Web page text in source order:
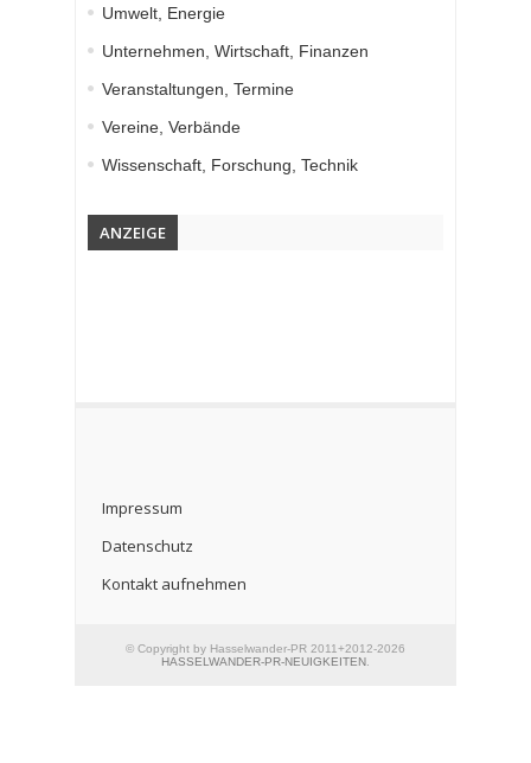
Umwelt, Energie
Unternehmen, Wirtschaft, Finanzen
Veranstaltungen, Termine
Vereine, Verbände
Wissenschaft, Forschung, Technik
ANZEIGE
Impressum
Datenschutz
Kontakt aufnehmen
© Copyright by Hasselwander-PR 2011+2012-2026
HASSELWANDER-PR-NEUIGKEITEN.